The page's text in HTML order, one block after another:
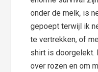
onder de melk, is
gepoept terwijl ik
te vertrekken, of
shirt is doorgelekt.
over rozen en om